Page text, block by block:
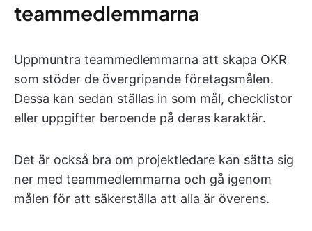
teammedlemmarna
Uppmuntra teammedlemmarna att skapa OKR
som stöder de övergripande företagsmålen.
Dessa kan sedan ställas in som mål, checklistor
eller uppgifter beroende på deras karaktär.
Det är också bra om projektledare kan sätta sig
ner med teammedlemmarna och gå igenom
målen för att säkerställa att alla är överens.